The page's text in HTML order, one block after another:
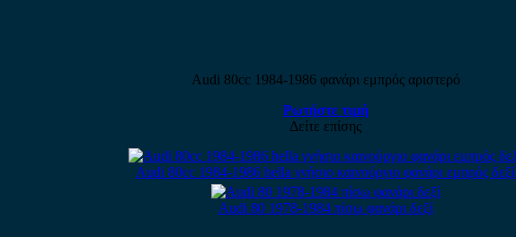
Audi 80cc 1984-1986 φανάρι εμπρός αριστερό
Ρωτήστε τιμή
Δείτε επίσης
Audi 80cc 1984-1986 hella γνήσιο καινούργιο φανάρι εμπρός δεξί
Audi 80 1978-1984 πίσω φανάρι δεξί